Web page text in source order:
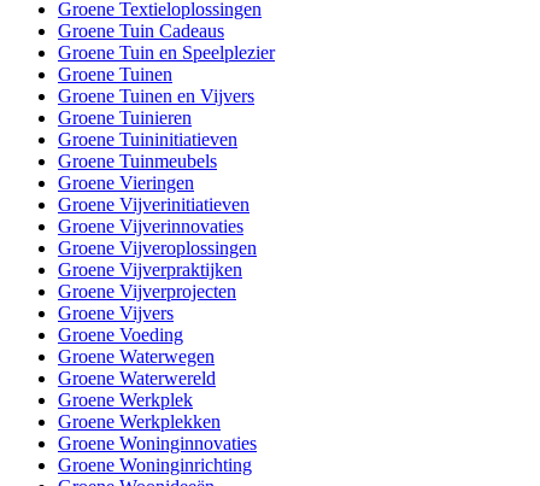
Groene Textieloplossingen
Groene Tuin Cadeaus
Groene Tuin en Speelplezier
Groene Tuinen
Groene Tuinen en Vijvers
Groene Tuinieren
Groene Tuininitiatieven
Groene Tuinmeubels
Groene Vieringen
Groene Vijverinitiatieven
Groene Vijverinnovaties
Groene Vijveroplossingen
Groene Vijverpraktijken
Groene Vijverprojecten
Groene Vijvers
Groene Voeding
Groene Waterwegen
Groene Waterwereld
Groene Werkplek
Groene Werkplekken
Groene Woninginnovaties
Groene Woninginrichting